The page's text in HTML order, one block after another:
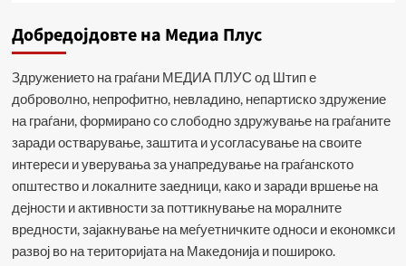
Добредојдовте на Медиа Плус
Здружението на граѓани МЕДИА ПЛУС од Штип е
доброволно, непрофитно, невладино, непартиско здружение
на граѓани, формирано со слободно здружување на граѓаните
заради остварување, заштита и усогласување на своите
интереси и уверувања за унапредување на граѓанското
општество и локалните заедници, како и заради вршење на
дејности и активности за поттикнување на моралните
вредности, зајакнување на меѓуетничките односи и економкси
развој во на територијата на Македонија и пошироко.